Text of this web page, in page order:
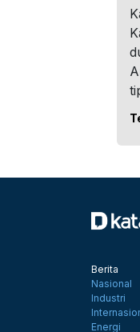
Berita
Nasional
Industri
Energi